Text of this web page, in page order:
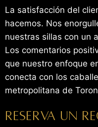
La satisfacción del
hacemos. Nos
nuestras sillas con un
Los comentarios
que nuestro enfoque
conecta con los
metropolitana de
Reserva un